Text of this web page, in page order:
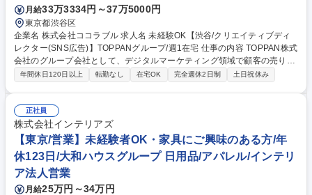
月給33万3334円～37万5000円
東京都渋谷区
企業名 株式会社ココラブル 求人名 未経験OK【渋谷/クリエイティブディ
レクター(SNS広告)】TOPPANグループ/週1在宅 仕事の内容 TOPPAN株式
会社のグループ会社として、デジタルマーケティング領域で顧客の売り上
げやサービスのグロースを強みとしています。今回はマーケティング支援
ントとチームを組み、分析に基づく改善施策を議論しながら数字成果にこ
だわったクリエイティブ企画をおこない、デザイナーと連携して制作進行
していただきます。担当する業界は化粧品・アパレル・食品・不動産など
幅広く、ベンチャーから大手企業まで多様なクライアントの成長に関わる
ことができます。 募集職種 未経験OK【渋谷/クリエイティブディレクター
(SNS広告)】TOPPANグループ/週1在宅
年間休日120日以上 転勤なし 在宅OK 完全週休2日制 土日祝休み
正社員
株式会社インテリアズ
【東京/営業】未経験者OK・家具にご興味のある方/年
休123日/大和ハウスグループ 日用品/アパレル/インテリ
ア法人営業
月給25万円～34万円